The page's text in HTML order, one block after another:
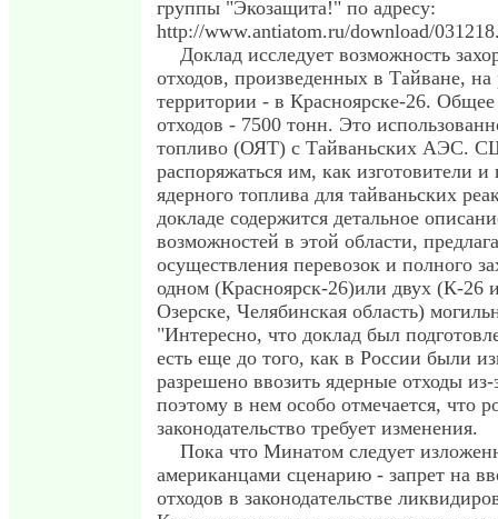
группы "Экозащита!" по адресу:
http://www.antiatom.ru/download/
Доклад исследует возможность
отходов, произведенных в Тайване, на
территории - в Красноярске-26. Общее
отходов - 7500 тонн. Это
топливо (ОЯТ) с Тайваньских АЭС.
распоряжаться им, как изготовители
ядерного топлива для тайваньских
докладе содержится детальное
возможностей в этой области,
осуществления перевозок и полного
одном (Красноярск-26)или двух (К-26
Озерске, Челябинская область)
"Интересно, что доклад был
есть еще до того, как в России были
разрешено ввозить ядерные отходы
поэтому в нем особо отмечается, что
законодательство требует изменения.
Пока что Минатом следует
американцами сценарию - запрет на
отходов в законодательстве